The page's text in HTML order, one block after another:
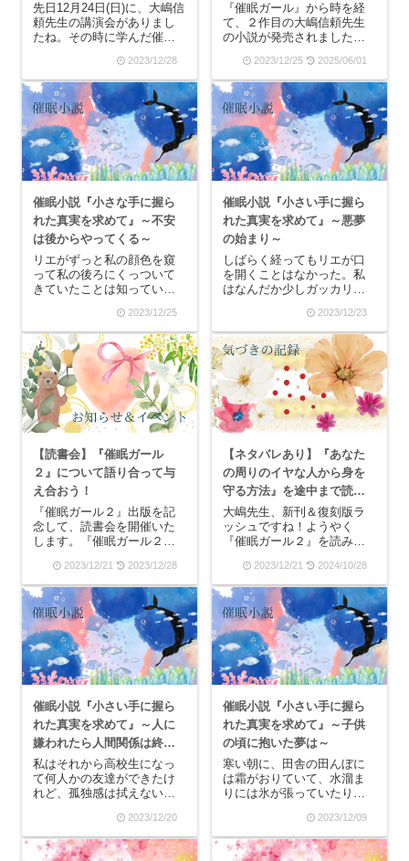
先日12月24日(日)に、大嶋信
頼先生の講演会がありまし
たね。その時に学んだ催眠
か？ということで、募集い
たします！※大嶋信頼先生
の『「催眠ガール」から学
ぶ現代催眠のススメ』に参
加された方限定になりま
す。【イメージを使っ...
2023/12/28
『催眠ガール』から時を経
て、２作目の大嶋信頼先生
の小説が発売されました。
みましたが、２作目もすご
く面白かったです！今回は
そんな『催眠ガール２』を
紹介していきます。『催眠
ガール２』はどんな本？前
作『催眠ガール』でお師
匠...
2023/12/25 2025/06/01
催眠小説『小さな手に握ら
れた真実を求めて』～不安
は後からやってくる～
リエがずっと私の顔色を窺
って私の後ろにくっついて
きていたことは知っていま
したいこーしたいと言われ
たことが一切ないから。リ
エはいつも私の言葉に従っ
て動いてくれていたけれ
ど、私はそんなリエを信用
できなかったのです。「ど
う...
2023/12/25
催眠小説『小さい手に握ら
れた真実を求めて』～悪夢
の始まり～
しばらく経ってもリエが口
を開くことはなかった。私
はなんだか少しガッカリし
リエと黙ったまま静かな教
室で、窓の外の向こうから
聞こえるかすかな自動車の
音を聞きながら過ごす時間
は、なんだか心地良い感じ
がしていました。私がリ
エ...
2023/12/23
【読書会】『催眠ガール
２』について語り合って与
え合おう！
『催眠ガール２』出版を記
念して、読書会を開催いた
します。『催眠ガール２』
合おう！日時：2023年12月
28日(木)20時30分～21時30
分会場：Zoom(オンライン)
今回から読書会の形式を少
し変えたいと思っており
ま...
2023/12/21 2023/12/28
【ネタバレあり】『あなた
の周りのイヤな人から身を
守る方法』を途中まで読ん
だ感想
大嶋先生、新刊＆復刻版ラ
ッシュですね！ようやく
『催眠ガール２』を読み終
ました。『動物にタイプ分
けて簡単！あなたの周りの
イヤな人から身を守る方
法』めっちゃ良いです！！
『催眠ガール２』ももちろ
んすごく面白くて、のめり
込ん...
2023/12/21 2024/10/28
催眠小説『小さい手に握ら
れた真実を求めて』～人に
嫌われたら人間関係は終わ
るのか？～
私はそれから高校生になっ
て何人かの友達ができたけ
れど、孤独感は拭えないま
に本音を話しても分かって
もらえているのかもらえて
いないのか、私には確認す
2023/12/20
催眠小説『小さい手に握ら
れた真実を求めて』～子供
の頃に抱いた夢は～
寒い朝に、田舎の田んぼに
は霜がおりていて、水溜ま
りには氷が張っていたりし
～！」と吐いた息が白く空
気の中に溶けていって、自
分の頬が赤くなっているこ
2023/12/09